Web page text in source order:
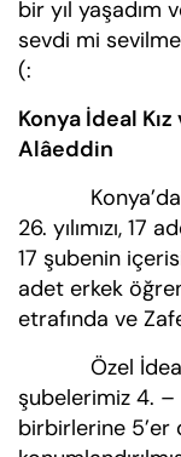
bir yıl yaşadım
sevdi mi
(:
Konya İdeal
Alâeddin
Konya’da
26. yılımızı, 17
17 şubenin
adet erkek
etrafında ve
Özel İdeal
şubelerimiz 4.
birbirlerine 5’er